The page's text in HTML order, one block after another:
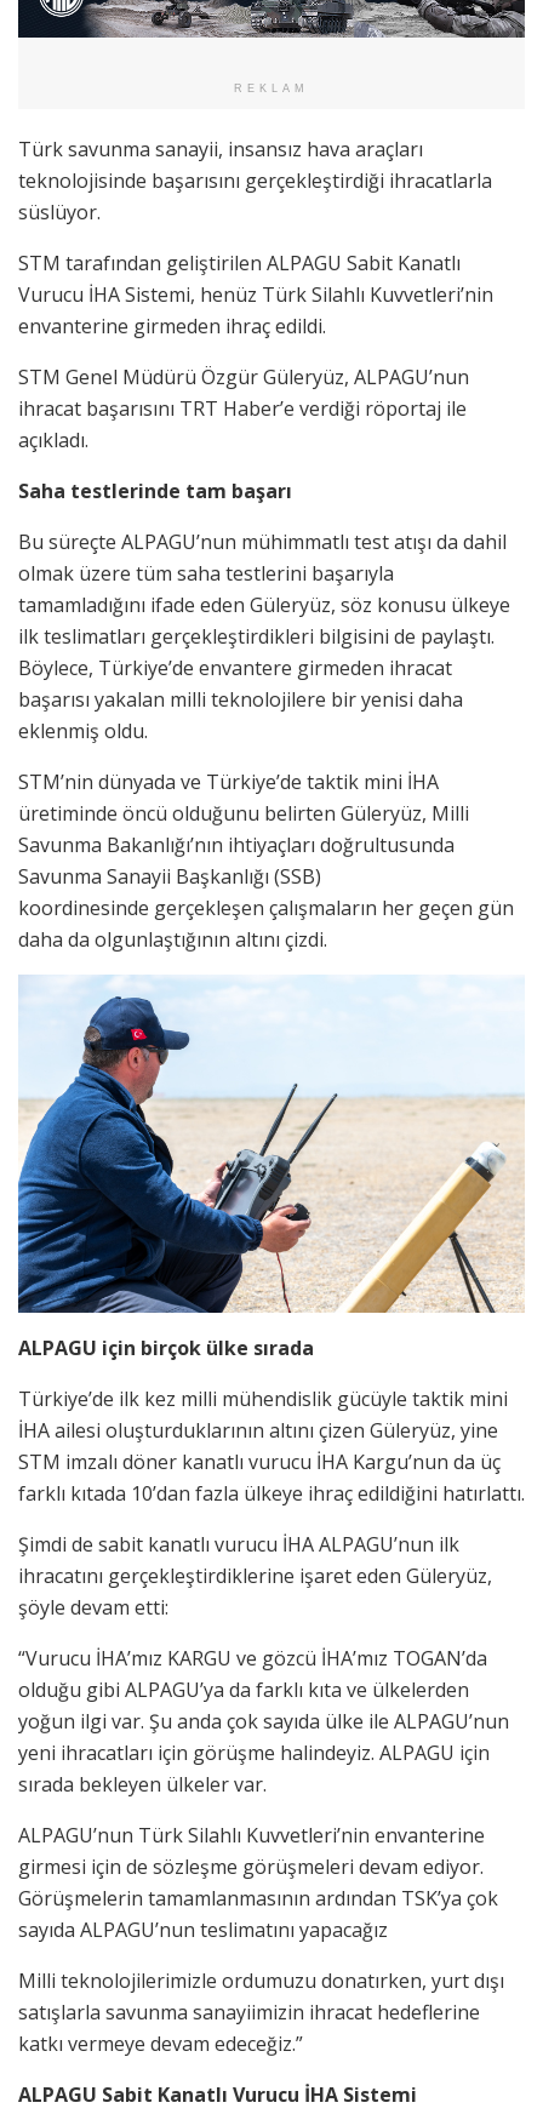
REKLAM
Türk savunma sanayii, insansız hava araçları
teknolojisinde başarısını gerçekleştirdiği ihracatlarla
süslüyor.
STM tarafından geliştirilen ALPAGU Sabit Kanatlı
Vurucu İHA Sistemi, henüz Türk Silahlı Kuvvetleri’nin
envanterine girmeden ihraç edildi.
STM Genel Müdürü Özgür Güleryüz, ALPAGU’nun
ihracat başarısını TRT Haber’e verdiği röportaj ile
açıkladı.
Saha testlerinde tam başarı
Bu süreçte ALPAGU’nun mühimmatlı test atışı da dahil
olmak üzere tüm saha testlerini başarıyla
tamamladığını ifade eden Güleryüz, söz konusu ülkeye
ilk teslimatları gerçekleştirdikleri bilgisini de paylaştı.
Böylece, Türkiye’de envantere girmeden ihracat
başarısı yakalan milli teknolojilere bir yenisi daha
eklenmiş oldu.
STM’nin dünyada ve Türkiye’de taktik mini İHA
üretiminde öncü olduğunu belirten Güleryüz, Milli
Savunma Bakanlığı’nın ihtiyaçları doğrultusunda
Savunma Sanayii Başkanlığı (SSB)
koordinesinde gerçekleşen çalışmaların her geçen gün
daha da olgunlaştığının altını çizdi.
ALPAGU için birçok ülke sırada
Türkiye’de ilk kez milli mühendislik gücüyle taktik mini
İHA ailesi oluşturduklarının altını çizen Güleryüz, yine
STM imzalı döner kanatlı vurucu İHA Kargu’nun da üç
farklı kıtada 10’dan fazla ülkeye ihraç edildiğini hatırlattı.
Şimdi de sabit kanatlı vurucu İHA ALPAGU’nun ilk
ihracatını gerçekleştirdiklerine işaret eden Güleryüz,
şöyle devam etti:
“Vurucu İHA’mız KARGU ve gözcü İHA’mız TOGAN’da
olduğu gibi ALPAGU’ya da farklı kıta ve ülkelerden
yoğun ilgi var. Şu anda çok sayıda ülke ile ALPAGU’nun
yeni ihracatları için görüşme halindeyiz. ALPAGU için
sırada bekleyen ülkeler var.
ALPAGU’nun Türk Silahlı Kuvvetleri’nin envanterine
girmesi için de sözleşme görüşmeleri devam ediyor.
Görüşmelerin tamamlanmasının ardından TSK’ya çok
sayıda ALPAGU’nun teslimatını yapacağız
Milli teknolojilerimizle ordumuzu donatırken, yurt dışı
satışlarla savunma sanayiimizin ihracat hedeflerine
katkı vermeye devam edeceğiz.”
ALPAGU Sabit Kanatlı Vurucu İHA Sistemi